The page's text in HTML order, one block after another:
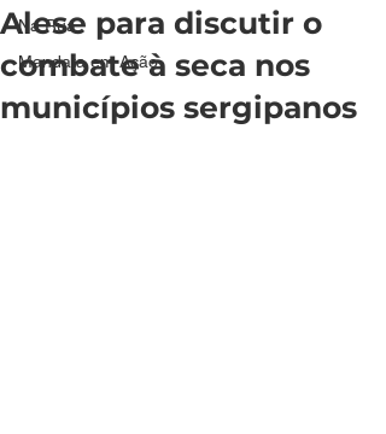
Na Rua
Mandata em Ação
Alese para discutir o
combate à seca nos
municípios sergipanos